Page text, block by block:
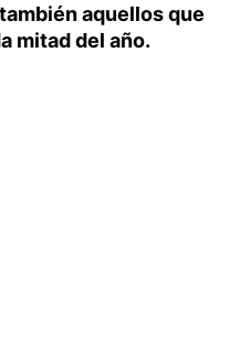
aquellos que
mitad del año.